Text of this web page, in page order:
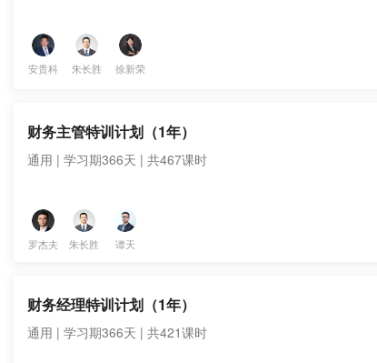
安贵科 朱长胜 徐新荣
财务主管特训计划（1年）
通用 | 学习期366天 | 共467课时
罗杰夫 朱长胜 谭天
财务经理特训计划（1年）
通用 | 学习期366天 | 共421课时